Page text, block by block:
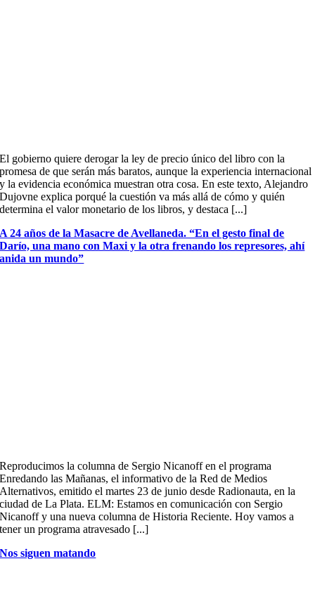
El gobierno quiere derogar la ley de precio único del libro con la
promesa de que serán más baratos, aunque la experiencia internacional
y la evidencia económica muestran otra cosa. En este texto, Alejandro
Dujovne explica porqué la cuestión va más allá de cómo y quién
determina el valor monetario de los libros, y destaca [...]
A 24 años de la Masacre de Avellaneda. “En el gesto final de
Darío, una mano con Maxi y la otra frenando los represores, ahí
anida un mundo”
Reproducimos la columna de Sergio Nicanoff en el programa
Enredando las Mañanas, el informativo de la Red de Medios
Alternativos, emitido el martes 23 de junio desde Radionauta, en la
ciudad de La Plata. ELM: Estamos en comunicación con Sergio
Nicanoff y una nueva columna de Historia Reciente. Hoy vamos a
tener un programa atravesado [...]
Nos siguen matando